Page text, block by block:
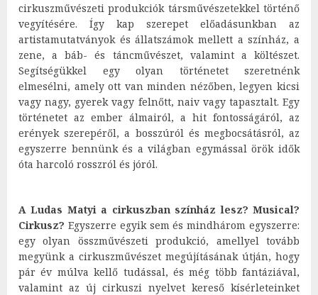
cirkuszművészeti produkciók társművészetekkel történő
vegyítésére. Így kap szerepet előadásunkban az
artistamutatványok és állatszámok mellett a színház, a
zene, a báb- és táncművészet, valamint a költészet.
Segítségükkel egy olyan történetet szeretnénk
elmesélni, amely ott van minden nézőben, legyen kicsi
vagy nagy, gyerek vagy felnőtt, naiv vagy tapasztalt. Egy
történetet az ember álmairól, a hit fontosságáról, az
erények szerepéről, a bosszúról és megbocsátásról, az
egyszerre bennünk és a világban egymással örök idők
óta harcoló rosszról és jóról.
A Ludas Matyi a cirkuszban színház lesz? Musical?
Cirkusz? Egyszerre egyik sem és mindhárom egyszerre:
egy olyan összművészeti produkció, amellyel tovább
megyünk a cirkuszművészet megújításának útján, hogy
pár év múlva kellő tudással, és még több fantáziával,
valamint az új cirkuszi nyelvet kereső kísérleteinket